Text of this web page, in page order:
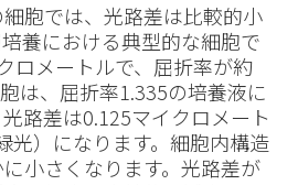
胞では、光路差は比較的小
養における典型的な細胞で
ロメートルで、屈折率が約
は、屈折率1.335の培養液に
路差は0.125マイクロメート
光）になります。細胞内構造
小さくなります。光路差が